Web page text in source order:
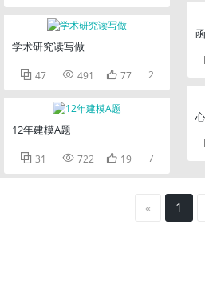
学术研究读写做
 47  491  77 2
12年建模A题
 31  722  19 7
« 1